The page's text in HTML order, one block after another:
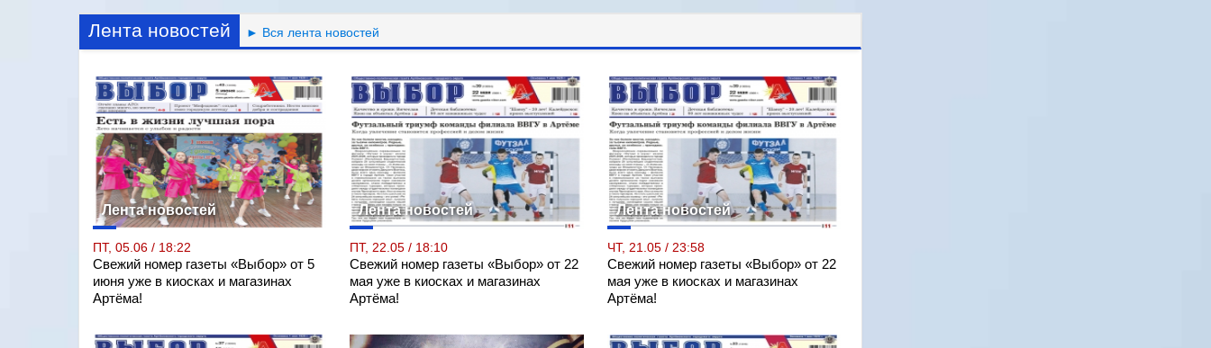
Лента новостей ► Вся лента новостей
Лента новостей
ПТ, 05.06 / 18:22
Свежий номер газеты «Выбор» от 5
июня уже в киосках и магазинах
Артёма!
Лента новостей
ПТ, 22.05 / 18:10
Свежий номер газеты «Выбор» от 22
мая уже в киосках и магазинах
Артёма!
Лента новостей
ЧТ, 21.05 / 23:58
Свежий номер газеты «Выбор» от 22
мая уже в киосках и магазинах
Артёма!